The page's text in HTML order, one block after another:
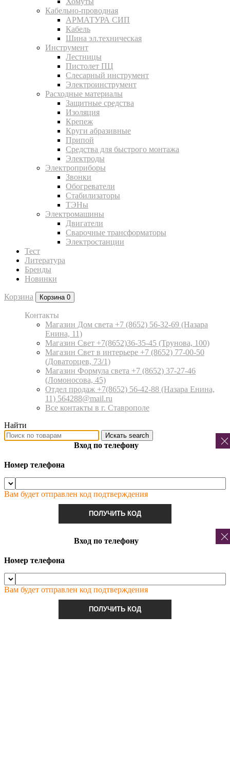
Кабельно-проводная
АРМАТУРА СИП
Кабель
Шина эл.техническая
Инструмент
Лестницы
Пистолет ПЦ
Слесарный инструмент
Электроинструмент
Расходные материалы
Защитные средства
Изоляция
Крепеж
Круги абразивные
Припой
Средства для быстрого монтажа
Электроды
Электроприборы
Звонки
Обогреватели
Стабилизаторы
ТЭНы
Электромашины
Двигатели
Сварочные трансформаторы
Электростанции
Тест
Литература
Бренды
Новинки
Корзина Корзина 0
Контакты
Магазин Дом света +7 (8652) 56-32-69 (Назара
Енина, 11)
Магазин Свет +7(8652)36-35-45 (Трунова, 100)
Магазин Свет в интерьере +7 (8652) 77-00-50
(Доваторцев, 73/1)
Магазин Формула света +7 (8652) 37-27-46
(Ломоносова, 45)
Отдел продаж +7(8652) 56-42-88 (Назара Енина,
11) 564288@mail.ru
Все контакты в г. Ставрополе
Найти
Искать search
Вход по телефону
Номер телефона
Вам будет отправлен код подтверждения
ПОЛУЧИТЬ КОД
Вход по телефону
Номер телефона
Вам будет отправлен код подтверждения
ПОЛУЧИТЬ КОД